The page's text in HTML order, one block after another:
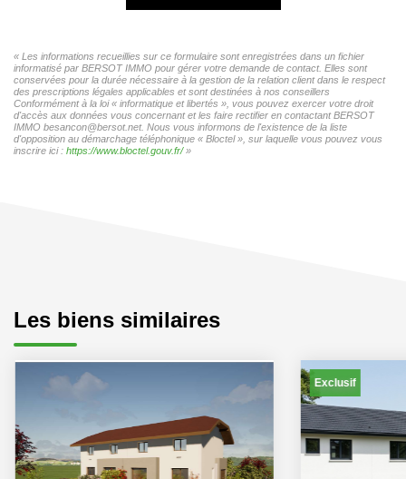
« Les informations recueillies sur ce formulaire sont enregistrées dans un fichier
informatisé par BERSOT IMMO pour gérer votre demande de contact. Elles sont
conservées pour la durée nécessaire à la gestion de la relation client dans le respect
des prescriptions légales applicables et sont destinées à nos conseillers
Conformément à la loi « informatique et libertés », vous pouvez exercer votre droit
d'accès aux données vous concernant et les faire rectifier en contactant BERSOT
IMMO besancon@bersot.net. Nous vous informons de l'existence de la liste
d'opposition au démarchage téléphonique « Bloctel », sur laquelle vous pouvez vous
inscrire ici : https://www.bloctel.gouv.fr/»
Les biens similaires
Exclusif